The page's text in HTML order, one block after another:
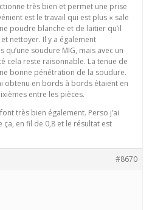
très bien et permet une prise
est le travail qui est plus « sale
poudre blanche et de laitier qu’il
nettoyer. Il y a également
soudure MIG, mais avec un
cela reste raisonnable. La tenue de
bonne pénétration de la soudure.
obtenu en bords à bords étaient en
entre les pièces.
très bien également. Perso j’ai
en fil de 0,8 et le résultat est
#8670